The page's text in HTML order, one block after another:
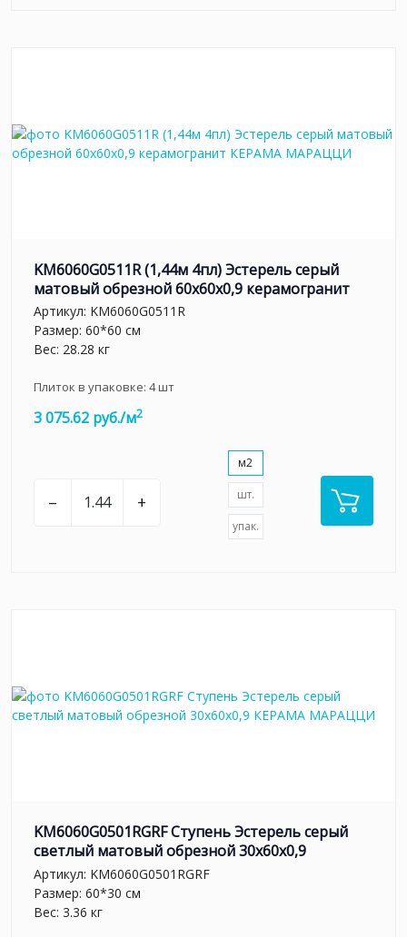
KM6060G0511R (1,44м 4пл) Эстерель серый
матовый обрезной 60x60x0,9 керамогранит
Артикул: KM6060G0511R
Размер: 60*60 см
Вес: 28.28 кг
Плиток в упаковке: 4шт
3 075.62 руб./м2
– +
м2
шт.
упак.
KM6060G0501RGRF Ступень Эстерель серый
светлый матовый обрезной 30x60x0,9
Артикул: KM6060G0501RGRF
Размер: 60*30 см
Вес: 3.36 кг